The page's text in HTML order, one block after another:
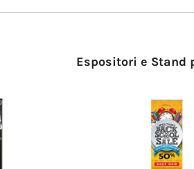
Espositori e Stand